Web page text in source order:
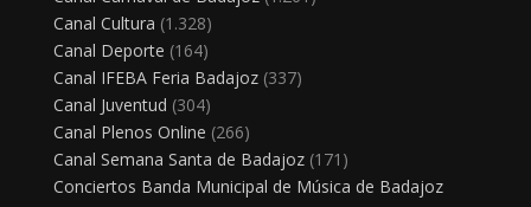
Canal Cultura (1.328)
Canal Deporte (164)
Canal IFEBA Feria Badajoz(337)
Canal Juventud (304)
Canal Plenos Online (266)
Canal Semana Santa de Badajoz(171)
Conciertos Banda Municipal de Música de Badajoz